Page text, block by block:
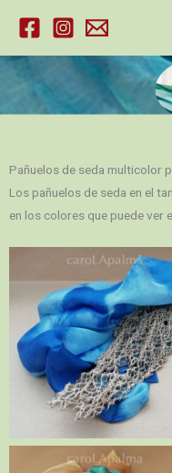
contenido
Pañuelos de seda multicolor
Los pañuelos de seda en el
en los colores que puede ver
Tonos azules
Verde turquesa